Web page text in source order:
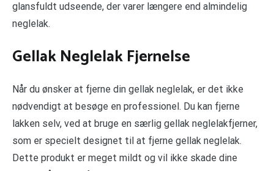
glansfuldt udseende, der varer længere end almindelig
neglelak.
Gellak Neglelak Fjernelse
Når du ønsker at fjerne din gellak neglelak, er det ikke
nødvendigt at besøge en professionel. Du kan fjerne
lakken selv, ved at bruge en særlig gellak neglelakfjerner,
som er specielt designet til at fjerne gellak neglelak.
Dette produkt er meget mildt og vil ikke skade dine